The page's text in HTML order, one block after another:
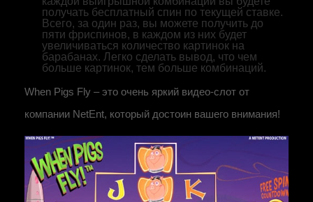
получать бесплатный спин по текущей ставке.
Всего, за один раз, вы можете получить до
пяти фриспинов, в каждом из них будет
увеличиваться количество картинок на
барабанах. Легко сделать вывод, что чем
больше картинок, тем больше комбинаций.
When Pigs Fly – это очень яркий видео-слот от
компании NetEnt, который достоин вашего внимания!